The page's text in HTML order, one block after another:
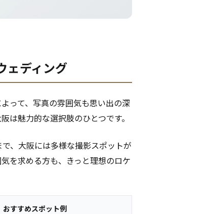
ェディング
って、写真の雰囲気も思い出の深
は魅力的な選択肢のひとつです。
、大阪には多様な撮影スポットが
を求める方も、きっと理想のロケ
おすすめスポット例